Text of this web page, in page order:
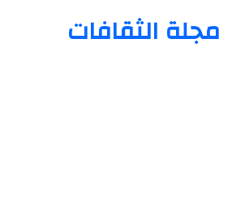
مجلة الثقافات